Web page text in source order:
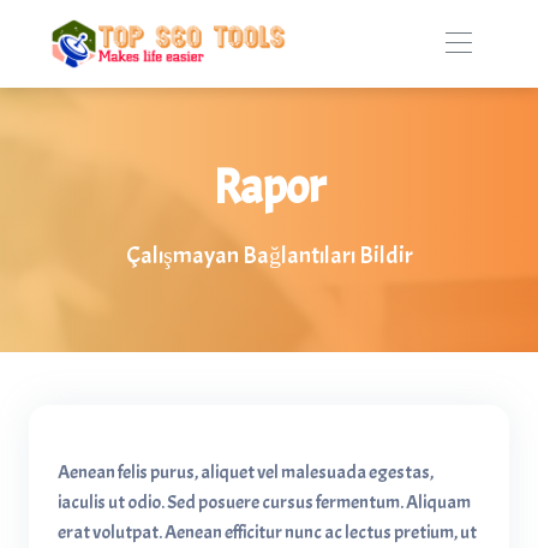
Rapor
Çalışmayan Bağlantıları Bildir
Aenean felis purus, aliquet vel malesuada egestas,
iaculis ut odio. Sed posuere cursus fermentum. Aliquam
erat volutpat. Aenean efficitur nunc ac lectus pretium, ut